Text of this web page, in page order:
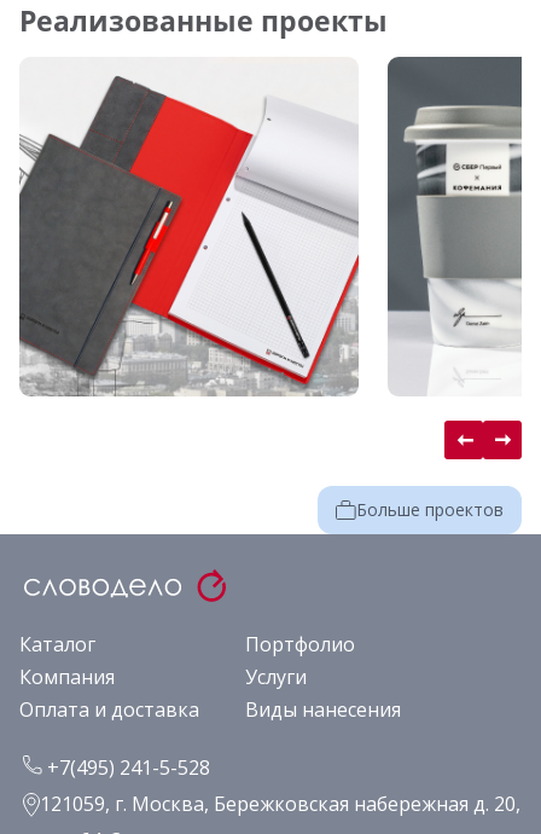
Реализованные проекты
Больше проектов
Каталог
Портфолио
Компания
Услуги
Оплата и доставка
Виды нанесения
+7(495) 241-5-528
121059, г. Москва, Бережковская набережная д. 20,